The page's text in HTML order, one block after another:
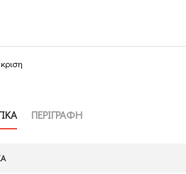
ΠΕΡΙΓΡΑΦΗ